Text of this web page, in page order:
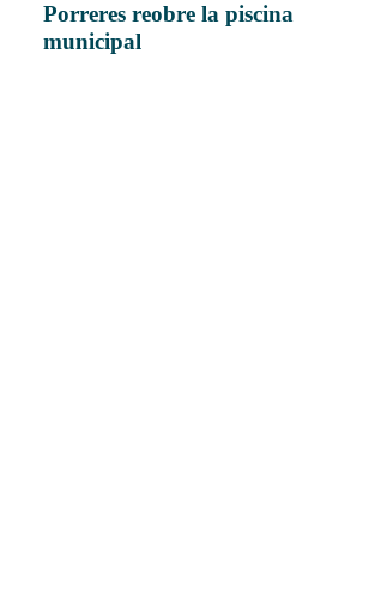
Porreres reobre la piscina
municipal